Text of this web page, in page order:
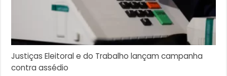
Justiças Eleitoral e do Trabalho lançam campanha
contra assédio